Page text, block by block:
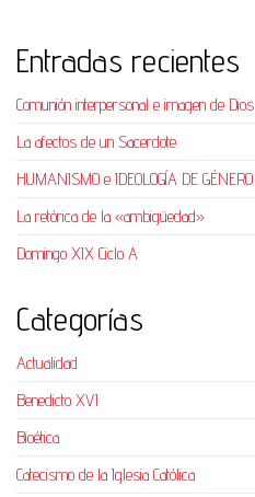
Entradas recientes
Comunión interpersonal e imagen de Dios
La afectos de un Sacerdote
HUMANISMO e IDEOLOGÍA DE GÉNERO
La retórica de la «ambigüedad»
Domingo XIX Ciclo A
Categorías
Actualidad
Benedicto XVI
Bioética
Catecismo de la Iglesia Católica